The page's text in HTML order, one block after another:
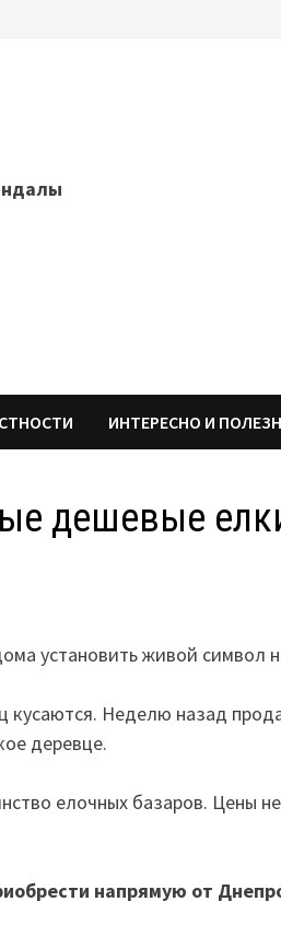
ИНТЕРЕСНО И
дешевые
установить живой символ
кусаются. Неделю назад
деревце.
елочных базаров. Цены
напрямую от